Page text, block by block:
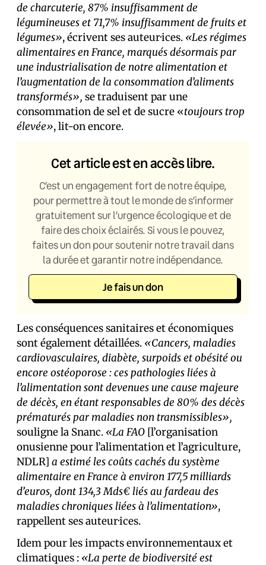
de charcuterie, 87% insuffisamment de
légumineuses et 71,7% insuffisamment de fruits et
légumes», écrivent ses auteur·ices. «Les régimes
alimentaires en France, marqués désormais par
une industrialisation de notre alimentation et
l’augmentation de la consommation d’aliments
transformés», se traduisent par une
consommation de sel et de sucre «toujours trop
élevée», lit-on encore.
Cet article est en accès libre.
C’est un engagement fort de notre équipe,
pour permettre à tout le monde de s’informer
gratuitement sur l’urgence écologique et de
faire des choix éclairés. Si vous le pouvez,
faites un don pour soutenir notre travail dans
la durée et garantir notre indépendance.
Je fais un don
Les conséquences sanitaires et économiques
sont également détaillées. «Cancers, maladies
cardiovasculaires, diabète, surpoids et obésité ou
encore ostéoporose : ces pathologies liées à
l’alimentation sont devenues une cause majeure
de décès, en étant responsables de 80% des décès
prématurés par maladies non transmissibles»,
souligne la Snanc. «La FAO [l’organisation
onusienne pour l’alimentation et l’agriculture,
NDLR] a estimé les coûts cachés du système
alimentaire en France à environ 177,5 milliards
d’euros, dont 134,3 Mds€ liés au fardeau des
maladies chroniques liées à l’alimentation»,
rappellent ses auteur·ices.
Idem pour les impacts environnementaux et
climatiques : «La perte de biodiversité est